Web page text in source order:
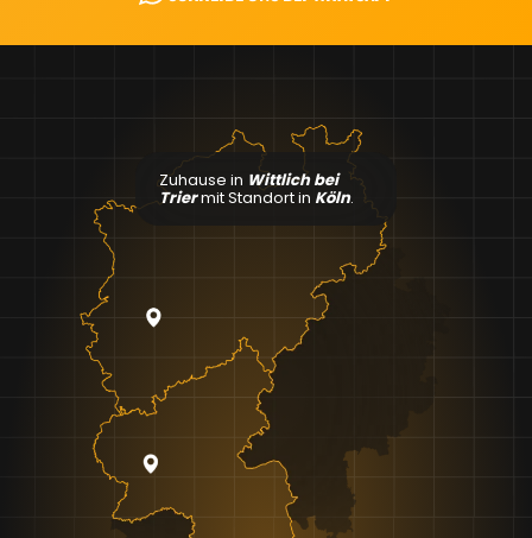
Zuhause in Wittlich bei
Triermit Standort in Köln.